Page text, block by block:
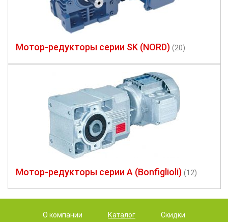
Мотор-редукторы серии SK (NORD) (20)
Мотор-редукторы серии A (Bonfiglioli) (12)
О компании Каталог Скидки